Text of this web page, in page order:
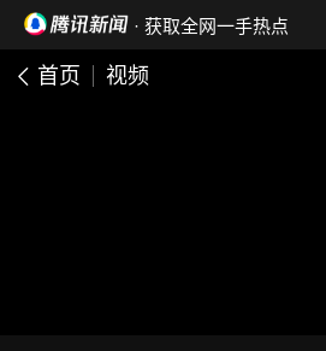
· 获取全网一手热点
首页 视频